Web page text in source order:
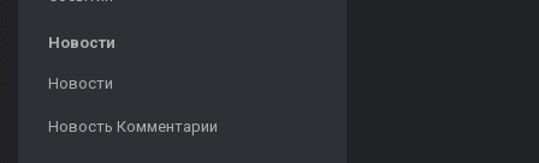
Новости
Новости
Новость Комментарии